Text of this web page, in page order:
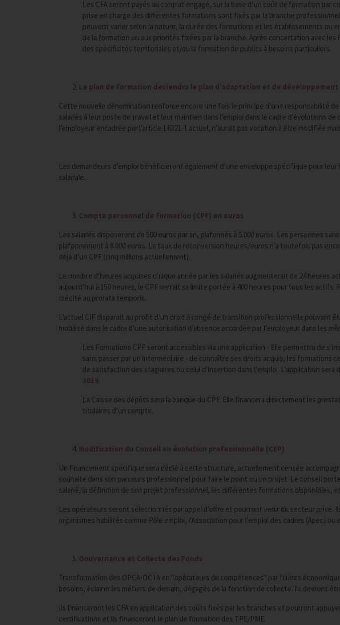
Les CFA seront payés au contrat engagé, sur la base d’un coût de formation par
prise en charge des différentes formations sont fixés par la branche
peuvent varier selon la nature, la durée des formations et les établissements ou
de la formation ou aux priorités fixées par la branche. Après concertation avec
des spécificités territoriales et/ou la formation de publics à besoins particuliers.
Le plan de formation deviendra le plan d’adaptation et de développement
Cette nouvelle dénomination renforce encore une fois le principe d’une responsabilité de
salariés à leur poste de travail et leur maintien dans l’emploi dans le cadre d’évolutions
l’employeur encadrée par l’article L6321-1 actuel, n’aurait pas vocation à être modifiée
Les demandeurs d’emploi bénéficieront également d’une enveloppe spécifique pour
salariale.
Compte personnel de formation (CPF) en euros
Les salariés disposeront de 500 euros par an, plafonnés à 5.000 euros. Les personnes
plafonnement à 8.000 euros. Le taux de reconversion heures/euros n’a toutefois pas
déjà d’un CPF (cinq millions actuellement).
Le nombre d’heures acquises chaque année par les salariés augmenterait de 24 heures
aujourd’hui à 150 heures, le CPF verrait sa limite portée à 400 heures pour tous les actifs.
crédité au prorata temporis.
L’actuel CIF disparait au profit d’un droit à congé de transition professionnelle pouvant
mobilisé dans le cadre d’une autorisation d’absence accordée par l’employeur dans les
Les Formations CPF seront accessibles via une application - Elle permettra de
sans passer par un intermédiaire - de connaître ses droits acquis, les formations
de satisfaction des stagiaires ou celui d’insertion dans l’emploi. L’application
2019.
La Caisse des dépôts sera la banque du CPF. Elle financera directement les
titulaires d’un compte.
Modification du Conseil en évolution professionnelle (CEP)
Un financement spécifique sera dédié à cette structure, actuellement censée
souhaite dans son parcours professionnel pour faire le point ou un projet. Le conseil
salarié, la définition de son projet professionnel, les différentes formations disponibles,
Les opérateurs seront sélectionnés par appel d’offre et pourront venir du secteur privé.
organismes habilités comme Pôle emploi, l’Association pour l’emploi des cadres (Apec) ou
Gouvernance et Collecte des Fonds
Transformation des OPCA-OCTA en "opérateurs de compétences" par filières
besoins, éclairer les métiers de demain, dégagés de la fonction de collecte. Ils devront
Ils financeront les CFA en application des coûts fixés par les branches et pourront
certifications et ils financeront le plan de formation des TPE/PME.